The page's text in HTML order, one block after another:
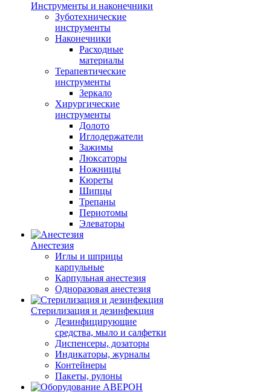
Инструменты и наконечники
Зуботехнические
инструменты
Наконечники
Расходные
материалы
Терапевтические
инструменты
Зеркало
Хирургические
инструменты
Долото
Иглодержатели
Зажимы
Люксаторы
Ножницы
Кюреты
Шипцы
Трепаны
Периотомы
Элеваторы
Анестезия
Иглы и шприцы
карпульные
Карпульная анестезия
Одноразовая анестезия
Стерилизация и дезинфекция
Дезинфицирующие
средства, мыло и салфетки
Диспенсеры, дозаторы
Индикаторы, журналы
Контейнеры
Пакеты, рулоны